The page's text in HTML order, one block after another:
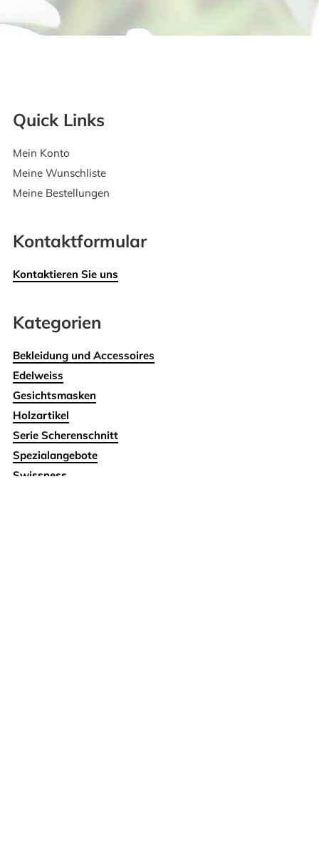
Quick Links
Mein Konto
Meine Wunschliste
Meine Bestellungen
Kontaktformular
Kontaktieren Sie uns
Kategorien
Bekleidung und Accessoires
Edelweiss
Gesichtsmasken
Holzartikel
Serie Scherenschnitt
Spezialangebote
Swissness